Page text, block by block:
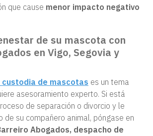
que cause menor impacto negativo
de su mascota con
en Vigo, Segovia y
de mascotas es un tema
asesoramiento experto. Si está
de separación o divorcio y le
de su compañero animal, póngase en
Abogados, despacho de